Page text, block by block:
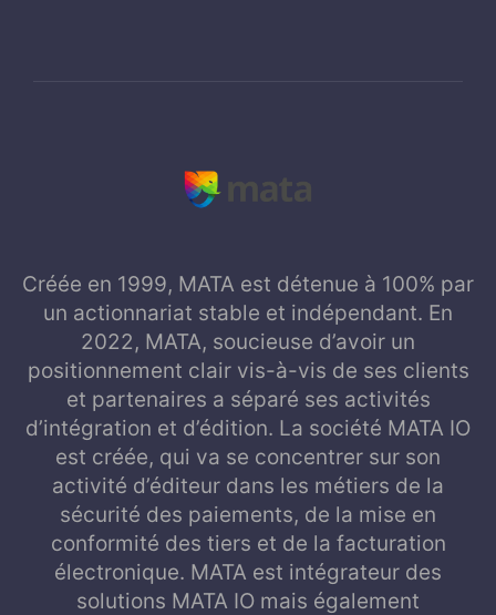
Créée en 1999, MATA est détenue à 100% par
un actionnariat stable et indépendant. En
2022, MATA, soucieuse d’avoir un
positionnement clair vis-à-vis de ses clients
et partenaires a séparé ses activités
d’intégration et d’édition. La société MATA IO
est créée, qui va se concentrer sur son
activité d’éditeur dans les métiers de la
sécurité des paiements, de la mise en
conformité des tiers et de la facturation
électronique. MATA est intégrateur des
solutions MATA IO mais également